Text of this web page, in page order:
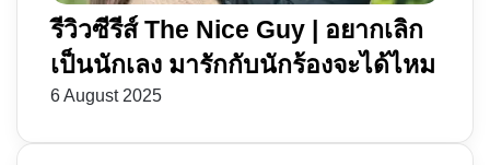
รีวิวซีรีส์ The Nice Guy | อยากเลิก
เป็นนักเลง มารักกับนักร้องจะได้ไหม
6 August 2025